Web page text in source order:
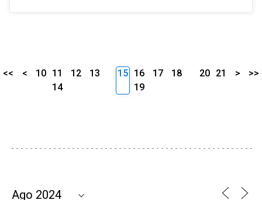
<< < 10 11 12
13
14
15 16 17
18
19
20 21 > >>